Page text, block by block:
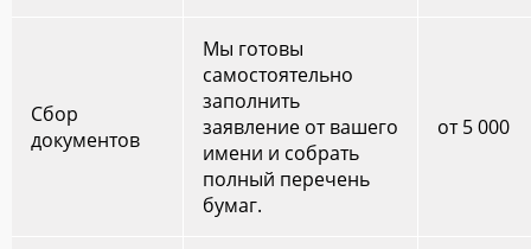
Сбор
документов
Мы готовы
самостоятельно
заполнить
заявление от вашего
имени и собрать
полный перечень
бумаг.
от 5 000